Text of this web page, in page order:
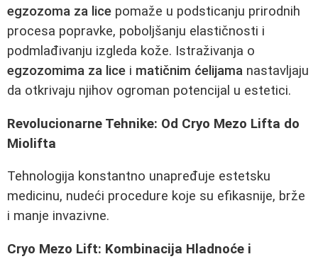
egzozoma za lice pomaže u podsticanju prirodnih
procesa popravke, poboljšanju elastičnosti i
podmlađivanju izgleda kože. Istraživanja o
egzozomima za lice i matičnim ćelijama nastavljaju
da otkrivaju njihov ogroman potencijal u estetici.
Revolucionarne Tehnike: Od Cryo Mezo Lifta do
Miolifta
Tehnologija konstantno unapređuje estetsku
medicinu, nudeći procedure koje su efikasnije, brže
i manje invazivne.
Cryo Mezo Lift: Kombinacija Hladnoće i